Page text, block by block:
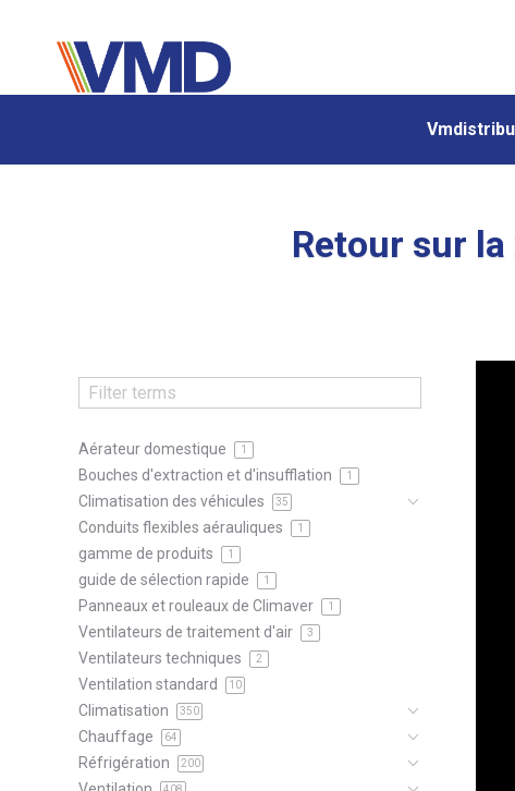
Retour sur
Aérateur domestique 1
Bouches d'extraction et d'insufflation 1
Climatisation des véhicules 35
Conduits flexibles aérauliques 1
gamme de produits 1
guide de sélection rapide 1
Panneaux et rouleaux de Climaver 1
Ventilateurs de traitement d'air 3
Ventilateurs techniques 2
Ventilation standard 10
Climatisation 350
Chauffage 64
Réfrigération 200